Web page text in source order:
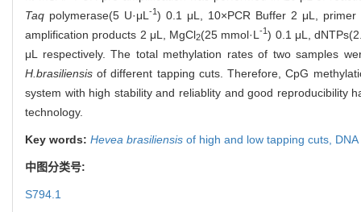
Taq polymerase(5 U·μL -1 ) 0.1 μL, 10×PCR Buffer 2 μL, primer
amplification products 2 μL, MgCl2(25 mmol·L-1) 0.1 μL,
μL respectively. The total methylation rates of two samples
H.brasiliensis of different tapping cuts. Therefore, CpG
system with high stability and reliablity and good reproducibility
technology.
Key words: Hevea brasiliensis of high and low tapping cuts,
中图分类号:
S794.1